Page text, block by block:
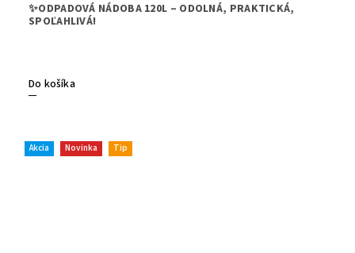
Do košíka
✨ODPADOVÁ NÁDOBA 120L – ODOLNÁ, PRAKTICKÁ,
SPOĽAHLIVÁ!
Akcia Novinka Tip